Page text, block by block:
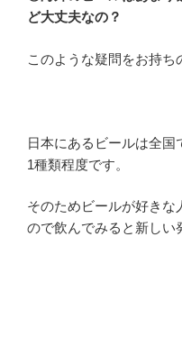
ど大丈夫なの？
このような疑問をお持ち
日本にあるビールは全
1種類程度です。
そのためビールが好きな
ので飲んでみると新しい